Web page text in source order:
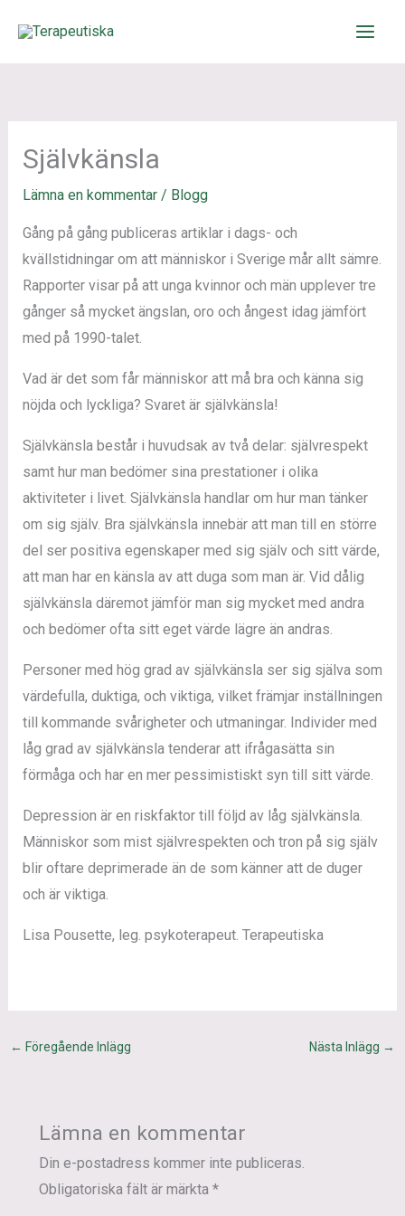
Självkänsla
Lämna en kommentar / Blogg
Gång på gång publiceras artiklar i dags- och
kvällstidningar om att människor i Sverige mår allt sämre.
Rapporter visar på att unga kvinnor och män upplever tre
gånger så mycket ängslan, oro och ångest idag jämfört
med på 1990-talet.
Vad är det som får människor att må bra och känna sig
nöjda och lyckliga? Svaret är självkänsla!
Självkänsla består i huvudsak av två delar: självrespekt
samt hur man bedömer sina prestationer i olika
aktiviteter i livet. Självkänsla handlar om hur man tänker
om sig själv. Bra självkänsla innebär att man till en större
del ser positiva egenskaper med sig själv och sitt värde,
att man har en känsla av att duga som man är. Vid dålig
självkänsla däremot jämför man sig mycket med andra
och bedömer ofta sitt eget värde lägre än andras.
Personer med hög grad av självkänsla ser sig själva som
värdefulla, duktiga, och viktiga, vilket främjar inställningen
till kommande svårigheter och utmaningar. Individer med
låg grad av självkänsla tenderar att ifrågasätta sin
förmåga och har en mer pessimistiskt syn till sitt värde.
Depression är en riskfaktor till följd av låg självkänsla.
Människor som mist självrespekten och tron på sig själv
blir oftare deprimerade än de som känner att de duger
och är viktiga.
Lisa Pousette, leg. psykoterapeut. Terapeutiska
← Föregående Inlägg Nästa Inlägg →
Lämna en kommentar
Din e-postadress kommer inte publiceras.
Obligatoriska fält är märkta *